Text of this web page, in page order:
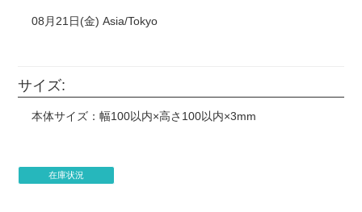
08月21日(金) Asia/Tokyo
サイズ:
本体サイズ：幅100以内×高さ100以内×3mm
在庫状況